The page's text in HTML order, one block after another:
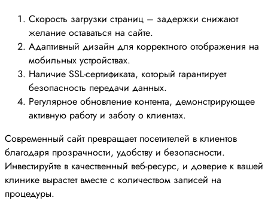
Скорость загрузки страниц – задержки снижают
желание оставаться на сайте.
Адаптивный дизайн для корректного отображения на
мобильных устройствах.
Наличие SSL-сертификата, который гарантирует
безопасность передачи данных.
Регулярное обновление контента, демонстрирующее
активную работу и заботу о клиентах.
Современный сайт превращает посетителей в клиентов
благодаря прозрачности, удобству и безопасности.
Инвестируйте в качественный веб-ресурс, и доверие к вашей
клинике вырастет вместе с количеством записей на
процедуры.